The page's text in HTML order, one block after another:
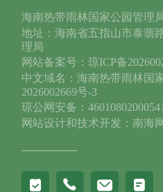
海南热带雨林国家公园管理
地址：海南省五指山市泰翡
理局
网站备案号：琼ICP备
中文域名：海南热带雨林国
2026002669号-3
琼公网安备：
网站设计和技术开发：南海网